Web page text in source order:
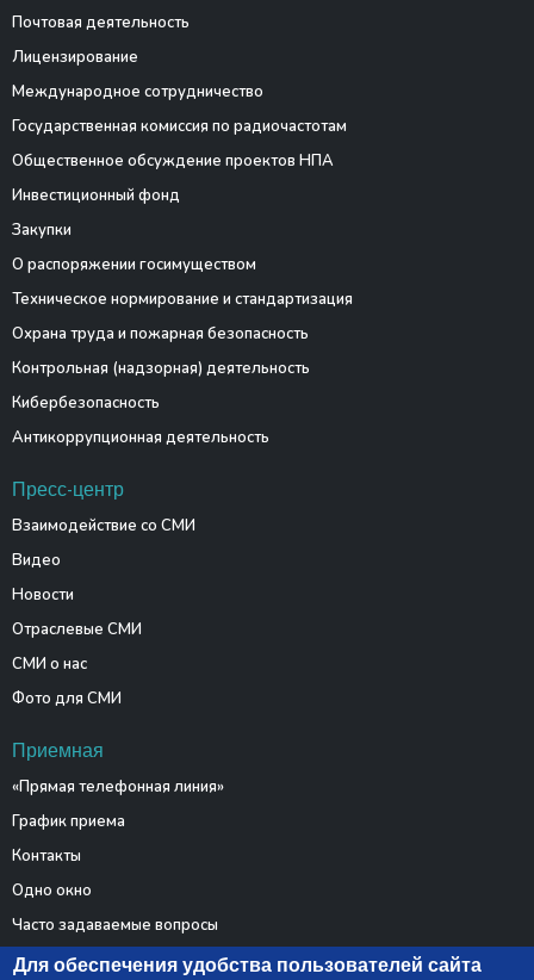
Почтовая деятельность
Лицензирование
Международное сотрудничество
Государственная комиссия по радиочастотам
Общественное обсуждение проектов НПА
Инвестиционный фонд
Закупки
О распоряжении госимуществом
Техническое нормирование и стандартизация
Охрана труда и пожарная безопасность
Контрольная (надзорная) деятельность
Кибербезопасность
Антикоррупционная деятельность
Пресс-центр
Взаимодействие со СМИ
Видео
Новости
Отраслевые СМИ
СМИ о нас
Фото для СМИ
Приемная
«Прямая телефонная линия»
График приема
Контакты
Одно окно
Часто задаваемые вопросы
Электронные обращения
Для обеспечения удобства пользователей сайта